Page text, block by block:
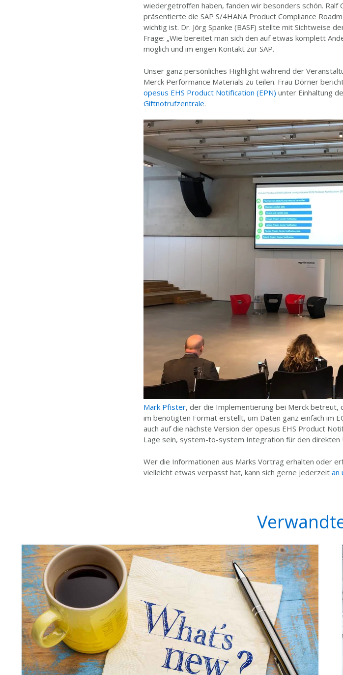
wiedergetroffen haben, fanden wir besonders schön. Ralf
präsentierte die SAP S/4HANA Product Compliance
wichtig ist. Dr. Jörg Spanke (BASF) stellte mit Sichtweise
Frage: „Wie bereitet man sich den auf etwas komplett
möglich und im engen Kontakt zur SAP.
Unser ganz persönliches Highlight während der
Merck Performance Materials zu teilen. Frau Dörner
opesus EHS Product Notification (EPN) unter Einhaltung
Giftnotrufzentrale.
Mark Pfister, der die Implementierung bei Merck betreut,
im benötigten Format erstellt, um Daten ganz einfach im
auch auf die nächste Version der opesus EHS Product
Lage sein, system-to-system Integration für den direkten
Wer die Informationen aus Marks Vortrag erhalten oder
vielleicht etwas verpasst hat, kann sich gerne jederzeit an